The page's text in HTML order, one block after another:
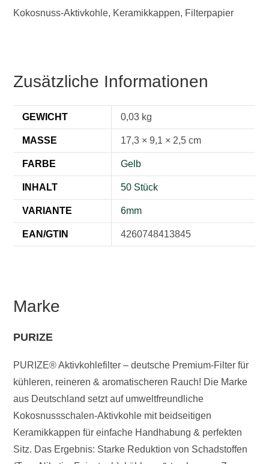
Kokosnuss-Aktivkohle, Keramikkappen, Filterpapier
Zusätzliche Informationen
GEWICHT 0,03 kg
MASSE 17,3 × 9,1 × 2,5 cm
FARBE Gelb
INHALT 50 Stück
VARIANTE 6mm
EAN/GTIN 4260748413845
Marke
PURIZE
PURIZE® Aktivkohlefilter – deutsche Premium-Filter für
kühleren, reineren & aromatischeren Rauch! Die Marke
aus Deutschland setzt auf umweltfreundliche
Kokosnussschalen-Aktivkohle mit beidseitigen
Keramikkappen für einfache Handhabung & perfekten
Sitz. Das Ergebnis: Starke Reduktion von Schadstoffen